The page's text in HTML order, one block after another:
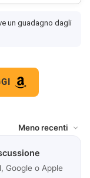
un guadagno dagli
Google o Apple